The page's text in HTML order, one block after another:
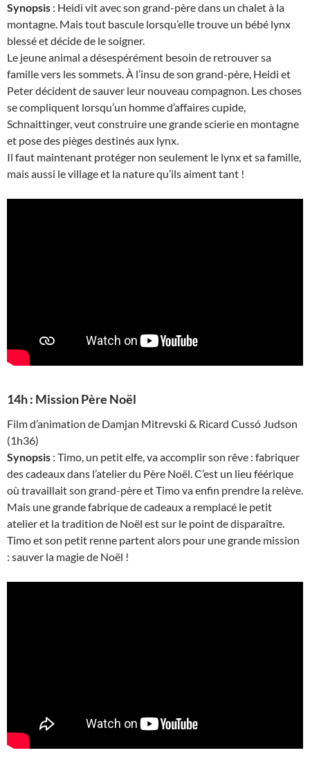
Synopsis : Heidi vit avec son grand-père dans un chalet à la
montagne. Mais tout bascule lorsqu’elle trouve un bébé lynx
blessé et décide de le soigner.
Le jeune animal a désespérément besoin de retrouver sa
famille vers les sommets. À l’insu de son grand-père, Heidi et
Peter décident de sauver leur nouveau compagnon. Les choses
se compliquent lorsqu’un homme d’affaires cupide,
Schnaittinger, veut construire une grande scierie en montagne
et pose des pièges destinés aux lynx.
Il faut maintenant protéger non seulement le lynx et sa famille,
mais aussi le village et la nature qu’ils aiment tant !
14h : Mission Père Noël
Film d’animation de Damjan Mitrevski & Ricard Cussó Judson
(1h36)
Synopsis : Timo, un petit elfe, va accomplir son rêve : fabriquer
des cadeaux dans l’atelier du Père Noël. C’est un lieu féérique
où travaillait son grand-père et Timo va enfin prendre la relève.
Mais une grande fabrique de cadeaux a remplacé le petit
atelier et la tradition de Noël est sur le point de disparaître.
Timo et son petit renne partent alors pour une grande mission
: sauver la magie de Noël !